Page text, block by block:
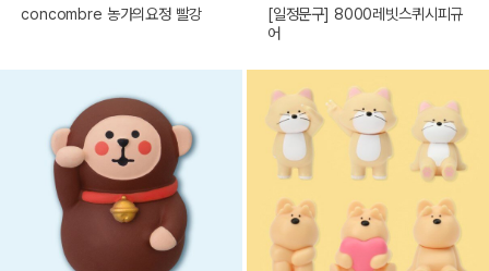
concombre 농가의요정 빨강
[일정문구] 8000레빗스퀴시피규
어